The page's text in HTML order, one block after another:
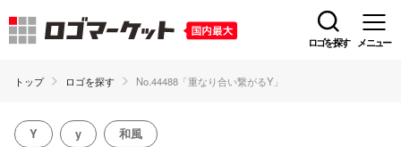
ロゴを探す メニュー
トップ ロゴを探す No.44488「重なり合い繋がるY」
Y y 和風